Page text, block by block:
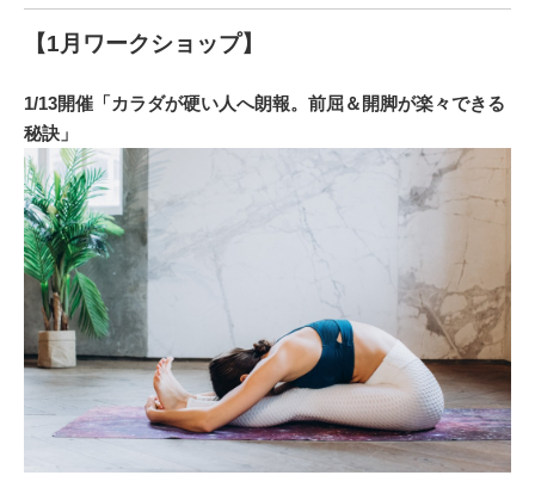
【1月ワークショップ】
1/13開催「カラダが硬い人へ朗報。前屈＆開脚が楽々できる
秘訣」